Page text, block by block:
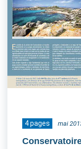
4 pages mai